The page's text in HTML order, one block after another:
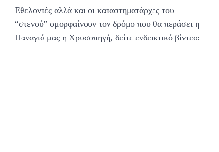
Εθελοντές αλλά και οι καταστηματάρχες του
“στενού” ομορφαίνουν τον δρόμο που θα περάσει η
Παναγιά μας η Χρυσοπηγή, δείτε ενδεικτικό βίντεο: